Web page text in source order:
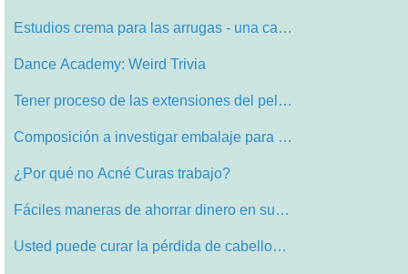
Estudios crema para las arrugas - una ca…
Dance Academy: Weird Trivia
Tener proceso de las extensiones del pel…
Composición a investigar embalaje para …
¿Por qué no Acné Curas trabajo?
Fáciles maneras de ahorrar dinero en su…
Usted puede curar la pérdida de cabello…